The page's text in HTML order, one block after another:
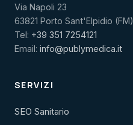
Via Napoli 23
63821 Porto Sant'Elpidio (FM)
Tel: +39 351 7254121
Email: info@publymedica.it
SERVIZI
SEO Sanitario